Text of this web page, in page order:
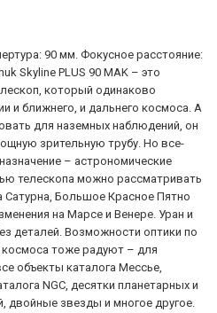
90 мм. Фокусное расстояние:
Skyline PLUS 90 MAK – это
который одинаково
и ближнего, и дальнего космоса. А
для наземных наблюдений, он
зрительную трубу. Но все-
– астрономические
телескопа можно рассматривать
Сатурна, Большое Красное Пятно
на Марсе и Венере. Уран и
деталей. Возможности оптики по
тоже радуют – для
объекты каталога Мессье,
NGC, десятки планетарных и
двойные звезды и многое другое.